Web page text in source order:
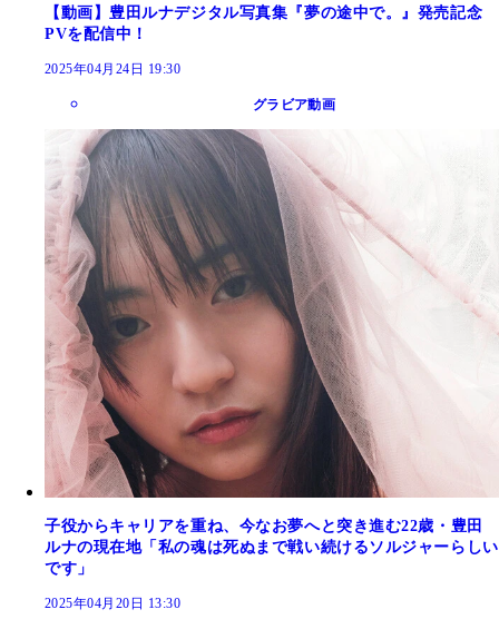
【動画】豊田ルナデジタル写真集『夢の途中で。』発売記念
PVを配信中！
2025年04月24日 19:30
グラビア動画
子役からキャリアを重ね、今なお夢へと突き進む22歳・豊田
ルナの現在地「私の魂は死ぬまで戦い続けるソルジャーらしい
です」
2025年04月20日 13:30